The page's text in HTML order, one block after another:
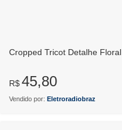
Cropped Tricot Detalhe Floral
R$45,80
Vendido por: Eletroradiobraz